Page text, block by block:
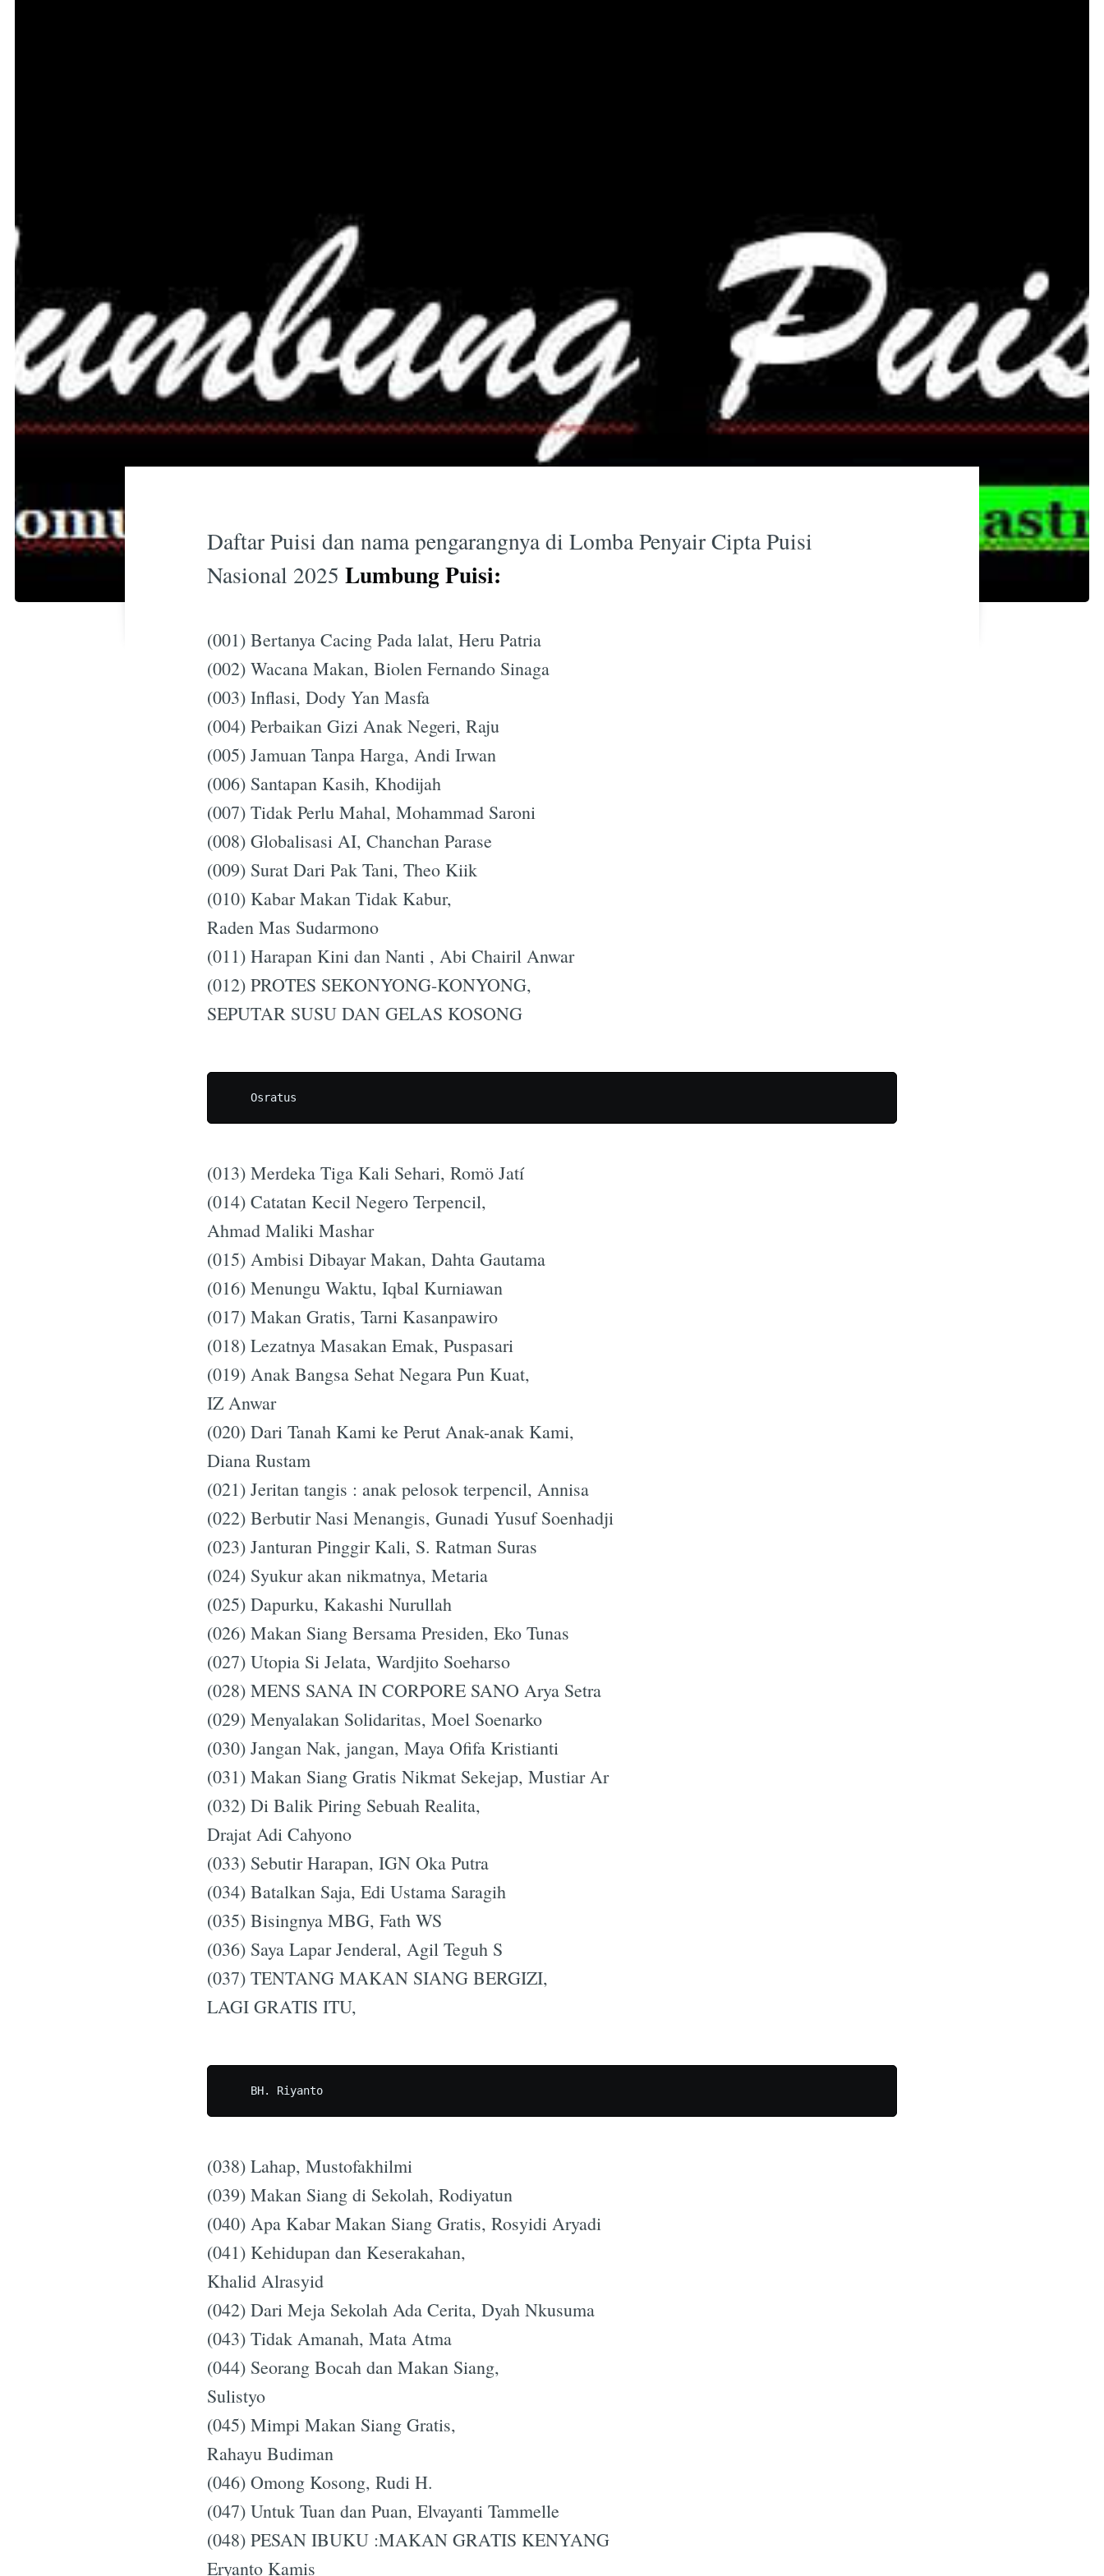
Daftar Puisi dan nama pengarangnya di Lomba Penyair Cipta Puisi
Nasional 2025 Lumbung Puisi:
(001) Bertanya Cacing Pada lalat, Heru Patria
(002) Wacana Makan, Biolen Fernando Sinaga
(003) Inflasi, Dody Yan Masfa
(004) Perbaikan Gizi Anak Negeri, Raju
(005) Jamuan Tanpa Harga, Andi Irwan
(006) Santapan Kasih, Khodijah
(007) Tidak Perlu Mahal, Mohammad Saroni
(008) Globalisasi AI, Chanchan Parase
(009) Surat Dari Pak Tani, Theo Kiik
(010) Kabar Makan Tidak Kabur,
Raden Mas Sudarmono
(011) Harapan Kini dan Nanti , Abi Chairil Anwar
(012) PROTES SEKONYONG-KONYONG,
SEPUTAR SUSU DAN GELAS KOSONG
(013) Merdeka Tiga Kali Sehari, Romö Jatí
(014) Catatan Kecil Negero Terpencil,
Ahmad Maliki Mashar
(015) Ambisi Dibayar Makan, Dahta Gautama
(016) Menungu Waktu, Iqbal Kurniawan
(017) Makan Gratis, Tarni Kasanpawiro
(018) Lezatnya Masakan Emak, Puspasari
(019) Anak Bangsa Sehat Negara Pun Kuat,
IZ Anwar
(020) Dari Tanah Kami ke Perut Anak-anak Kami,
Diana Rustam
(021) Jeritan tangis : anak pelosok terpencil, Annisa
(022) Berbutir Nasi Menangis, Gunadi Yusuf Soenhadji
(023) Janturan Pinggir Kali, S. Ratman Suras
(024) Syukur akan nikmatnya, Metaria
(025) Dapurku, Kakashi Nurullah
(026) Makan Siang Bersama Presiden, Eko Tunas
(027) Utopia Si Jelata, Wardjito Soeharso
(028) MENS SANA IN CORPORE SANO Arya Setra
(029) Menyalakan Solidaritas, Moel Soenarko
(030) Jangan Nak, jangan, Maya Ofifa Kristianti
(031) Makan Siang Gratis Nikmat Sekejap, Mustiar Ar
(032) Di Balik Piring Sebuah Realita,
Drajat Adi Cahyono
(033) Sebutir Harapan, IGN Oka Putra
(034) Batalkan Saja, Edi Ustama Saragih
(035) Bisingnya MBG, Fath WS
(036) Saya Lapar Jenderal, Agil Teguh S
(037) TENTANG MAKAN SIANG BERGIZI,
LAGI GRATIS ITU,
(038) Lahap, Mustofakhilmi
(039) Makan Siang di Sekolah, Rodiyatun
(040) Apa Kabar Makan Siang Gratis, Rosyidi Aryadi
(041) Kehidupan dan Keserakahan,
Khalid Alrasyid
(042) Dari Meja Sekolah Ada Cerita, Dyah Nkusuma
(043) Tidak Amanah, Mata Atma
(044) Seorang Bocah dan Makan Siang,
Sulistyo
(045) Mimpi Makan Siang Gratis,
Rahayu Budiman
(046) Omong Kosong, Rudi H.
(047) Untuk Tuan dan Puan, Elvayanti Tammelle
(048) PESAN IBUKU :MAKAN GRATIS KENYANG
Eryanto Kamis